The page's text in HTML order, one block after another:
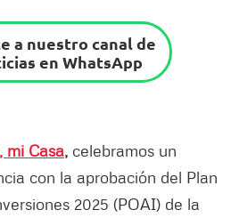
a nuestro canal de
en WhatsApp
mi Casa, celebramos un
con la aprobación del Plan
2025 (POAI) de la